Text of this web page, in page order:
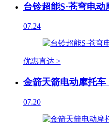
台铃超能S·苍穹电
07.24
优惠直达 >
金箭天箭电动摩托
07.20